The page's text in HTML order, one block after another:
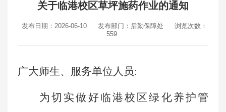
关于临港校区草坪施药作业的通知
发布日期：2026-06-10 发布部门：后勤保障处
浏览次数：
559
广大师生、服务单位人员:
为切实做好临港校区绿化养护管